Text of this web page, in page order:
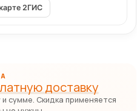
2ГИС
доставку
сумме. Скидка применяется